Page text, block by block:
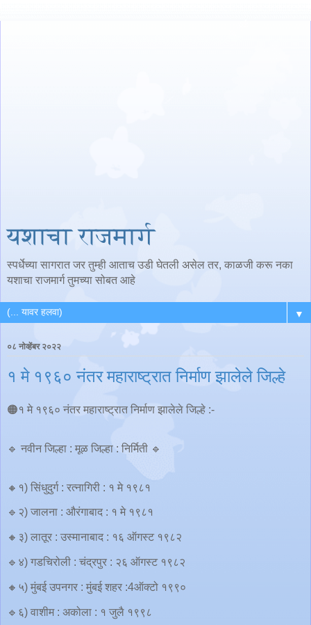
यशाचा राजमार्ग
स्पर्धेच्या सागरात जर तुम्ही आताच उडी घेतली असेल तर, काळजी करू नका
यशाचा राजमार्ग तुमच्या सोबत आहे
▼
०८ नोव्हेंबर २०२२
१ मे १९६० नंतर महाराष्ट्रात निर्माण झालेले जिल्हे
🟠१ मे १९६० नंतर महाराष्ट्रात निर्माण झालेले जिल्हे :-
🔹 नवीन जिल्हा : मूळ जिल्हा : निर्मिती 🔹
🔸१) सिंधुदुर्ग : रत्नागिरी : १ मे १९८१
🔹२) जालना : औरंगाबाद : १ मे १९८१
🔸३) लातूर : उस्मानाबाद : १६ ऑगस्ट १९८२
🔹४) गडचिरोली : चंद्रपुर : २६ ऑगस्ट १९८२
🔸५) मुंबई उपनगर : मुंबई शहर :4ऑक्टो १९९०
🔹६) वाशीम : अकोला : १ जुलै १९९८